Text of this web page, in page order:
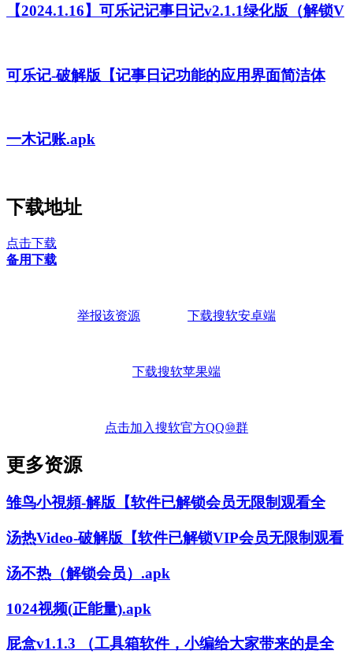
【2024.1.16】可乐记记事日记v2.1.1绿化版（解锁V
可乐记-破解版【记事日记功能的应用界面简洁体
一木记账.apk
下载地址
点击下载
备用下载
举报该资源 下载搜软安卓端
下载搜软苹果端
点击加入搜软官方QQ⑩群
更多资源
雏鸟小視頻-解版【软件已解锁会员无限制观看全
汤热Video-破解版【软件已解锁VIP会员无限制观看
汤不热（解锁会员）.apk
1024视频(正能量).apk
屁盒v1.1.3 （工具箱软件，小编给大家带来的是全